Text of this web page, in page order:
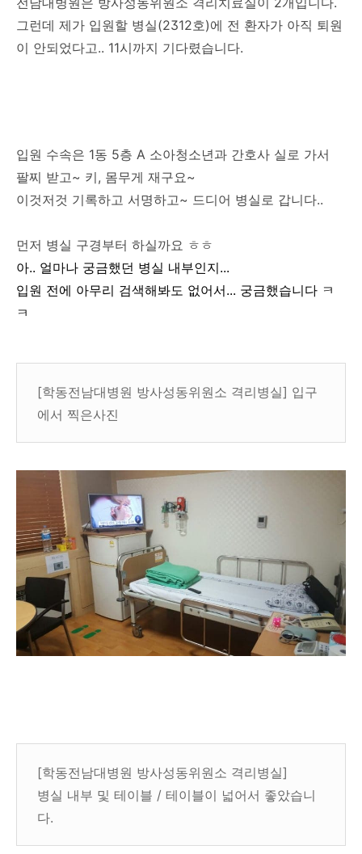
그런데 제가 입원할 병실(2312호)에 전 환자가 아직 퇴원
이 안되었다고.. 11시까지 기다렸습니다.
입원 수속은 1동 5층 A 소아청소년과 간호사 실로 가서
팔찌 받고~ 키, 몸무게 재구요~
이것저것 기록하고 서명하고~ 드디어 병실로 갑니다..
먼저 병실 구경부터 하실까요 ㅎㅎ
아.. 얼마나 궁금했던 병실 내부인지...
입원 전에 아무리 검색해봐도 없어서... 궁금했습니다 ㅋ
ㅋ
[학동전남대병원 방사성동위원소 격리병실] 입구
에서 찍은사진
[학동전남대병원 방사성동위원소 격리병실]
병실 내부 및 테이블 / 테이블이 넓어서 좋았습니
다.